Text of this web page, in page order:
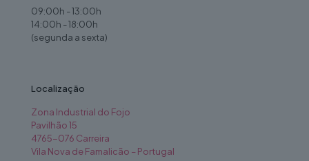
09:00h - 13:00h
14:00h - 18:00h
(segunda a sexta)
Localização
Zona Industrial do Fojo
Pavilhão 15
4765-076 Carreira
Vila Nova de Famalicão – Portugal